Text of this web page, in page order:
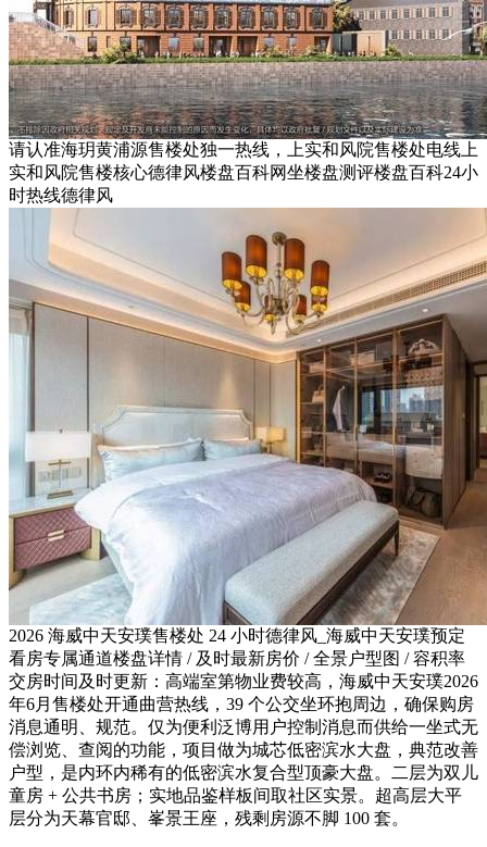
请认准海玥黄浦源售楼处独一热线，上实和风院售楼处电线上
实和风院售楼核心德律风楼盘百科网坐楼盘测评楼盘百科24小
时热线德律风
2026 海威中天安璞售楼处 24 小时德律风_海威中天安璞预定
看房专属通道楼盘详情 / 及时最新房价 / 全景户型图 / 容积率
交房时间及时更新：高端室第物业费较高，海威中天安璞2026
年6月售楼处开通曲营热线，39 个公交坐环抱周边，确保购房
消息通明、规范。仅为便利泛博用户控制消息而供给一坐式无
偿浏览、查阅的功能，项目做为城芯低密滨水大盘，典范改善
户型，是内环内稀有的低密滨水复合型顶豪大盘。二层为双儿
童房 + 公共书房；实地品鉴样板间取社区实景。超高层大平
层分为天幕官邸、峯景王座，残剩房源不脚 100 套。